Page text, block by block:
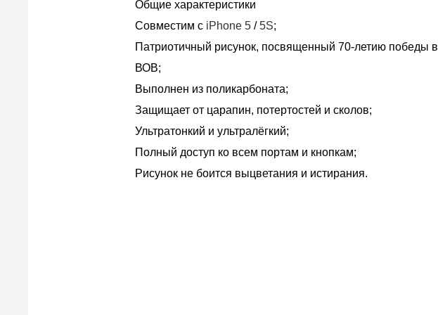
Общие характеристики
Совместим с iPhone 5 /5S;
Патриотичный рисунок, посвященный 70-летию победы в
ВОВ;
Выполнен из поликарбоната;
Защищает от царапин, потертостей и сколов;
Ультратонкий и ультралёгкий;
Полный доступ ко всем портам и кнопкам;
Рисунок не боится выцветания и истирания.